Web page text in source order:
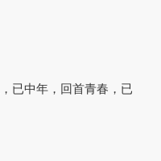
已中年，回首青春，已